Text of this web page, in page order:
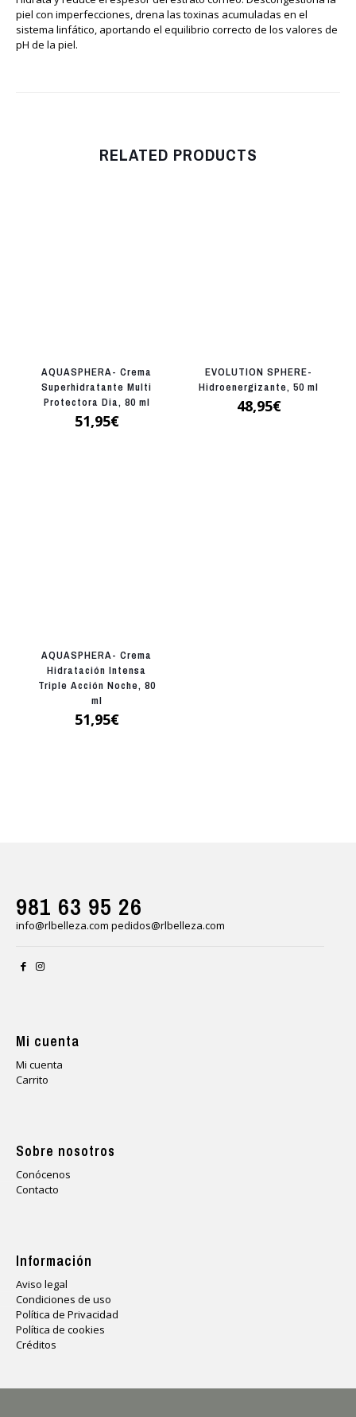
piel con imperfecciones, drena las toxinas acumuladas en el
sistema linfático, aportando el equilibrio correcto de los valores de
pH de la piel.
RELATED PRODUCTS
AQUASPHERA- Crema
Superhidratante Multi
Protectora Dia, 80 ml
51,95€
EVOLUTION SPHERE-
Hidroenergizante, 50 ml
48,95€
AQUASPHERA- Crema
Hidratación Intensa
Triple Acción Noche, 80
ml
51,95€
981 63 95 26
info@rlbelleza.com pedidos@rlbelleza.com
Mi cuenta
Mi cuenta
Carrito
Sobre nosotros
Conócenos
Contacto
Información
Aviso legal
Condiciones de uso
Política de Privacidad
Política de cookies
Créditos